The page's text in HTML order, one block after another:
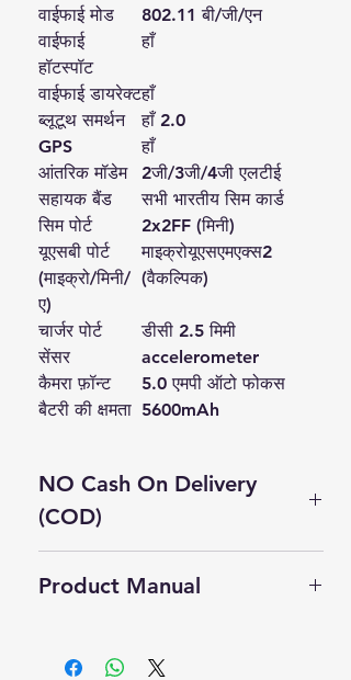
वाईफाई मोड
802.11 बी/जी/एन
वाईफाई
हॉटस्पॉट
हाँ
वाईफाई डायरेक्टहाँ
ब्लूटूथ समर्थन
हाँ 2.0
GPS
हाँ
आंतरिक मॉडेम
2जी/3जी/4जी एलटीई
सहायक बैंड
सभी भारतीय सिम कार्ड
सिम पोर्ट
2x2FF (मिनी)
यूएसबी पोर्ट
(माइक्रो/मिनी/
ए)
माइक्रोयूएसएमएक्स2
(वैकल्पिक)
चार्जर पोर्ट
डीसी 2.5 मिमी
सेंसर
accelerometer
कैमरा फ़ॉन्ट
5.0 एमपी ऑटो फोकस
बैटरी की क्षमता 5600mAh
NO Cash On Delivery
(COD)
this product.
Product Manual